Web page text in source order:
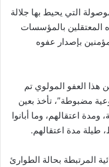
التي يحيط بها جلالة
المعتقلين بالمؤسسات
بإصدار عفوه
هذا العفو المولوي تم
مضبوطة”، تأخذ بعين
اعتقالهم، وما أبانوا
طيلة مدة اعتقالهم.
المرتبطة بحالة الطوارئ